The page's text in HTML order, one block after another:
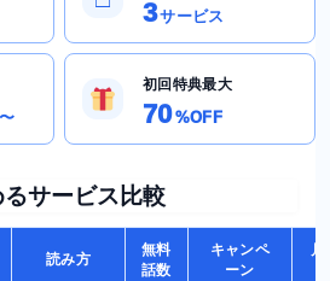
3サービス
初回特典最大
70%OFF
サービス比較
読み方
無料
話数
キャンペ
ーン
月